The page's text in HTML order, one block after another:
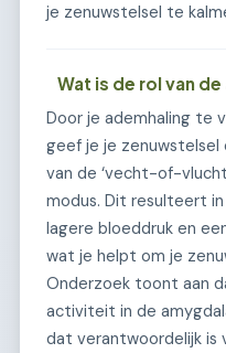
je zenuwstelsel te
Wat is de rol van
Door je ademhaling te
geef je je zenuwstelsel
van de ‘vecht-of-
modus. Dit resulteert
lagere bloeddruk en
wat je helpt om je
Onderzoek toont aan
activiteit in de
dat verantwoordelijk is